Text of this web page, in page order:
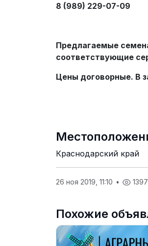
8 (989) 229-07-09
Предлагаемые
соответствующие
Цены договорные. В
Краснодарский край
26 ноя 2019, 11:10 • 1397
Похожие